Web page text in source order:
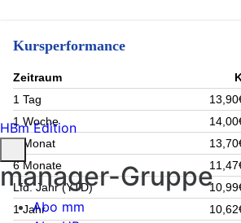
Kursperformance
Zeitraum
1 Tag
1 Woche
1 Monat
6 Monate
Lfd. Jahr (YTD)
1 Jahr
HBm Edition
manager-Gruppe
Abo mm